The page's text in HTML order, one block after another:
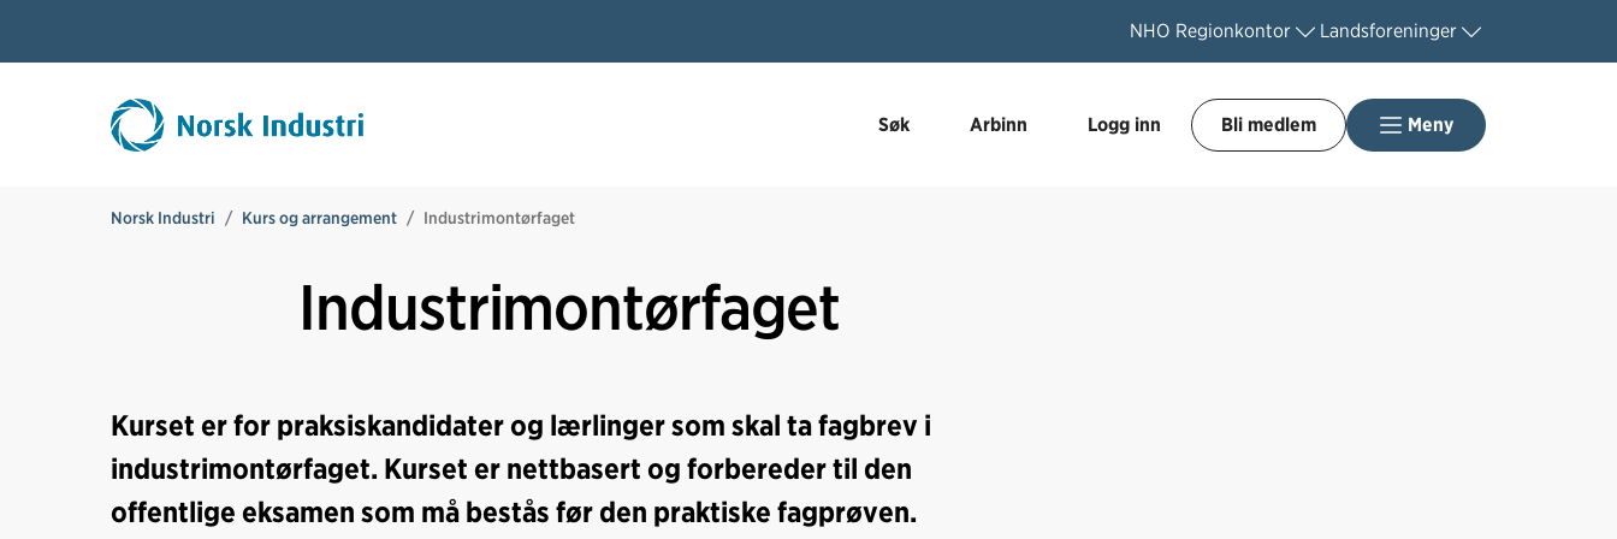
NHO Regionkontor Landsforeninger
Søk Arbinn Logg inn Bli medlem Meny
Norsk Industri Kurs og arrangement Industrimontørfaget
Industrimontørfaget
Kurset er for praksiskandidater og lærlinger som skal ta fagbrev i
industrimontørfaget. Kurset er nettbasert og forbereder til den
offentlige eksamen som må bestås før den praktiske fagprøven.